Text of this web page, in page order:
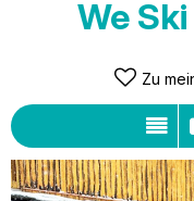
We
Zu